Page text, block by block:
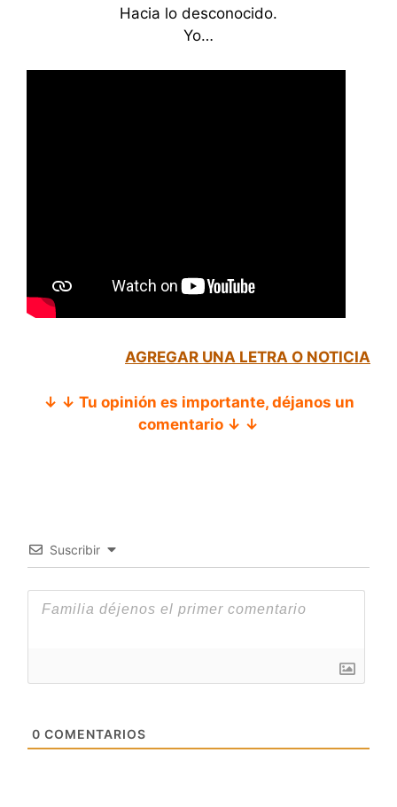
Hacia lo desconocido.
Yo…
AGREGAR UNA LETRA O NOTICIA
↓ ↓ Tu opinión es importante, déjanos un
comentario ↓ ↓
Suscribir
0 COMENTARIOS